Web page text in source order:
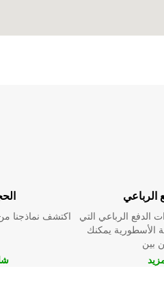
اكتشف نماذجنا
الرباعي
الرباعي التي
الأسطورية يمكنك
بين